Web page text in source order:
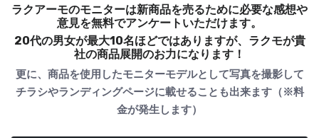
ラクアーモのモニターは新商品を売るために必要な感想や
意見を無料でアンケートいただけます。
20代の男女が最大10名ほどではありますが、ラクモが貴
社の商品展開のお力になります！
更に、商品を使用したモニターモデルとして写真を撮影して
チラシやランディングページに載せることも出来ます（※料
金が発生します）